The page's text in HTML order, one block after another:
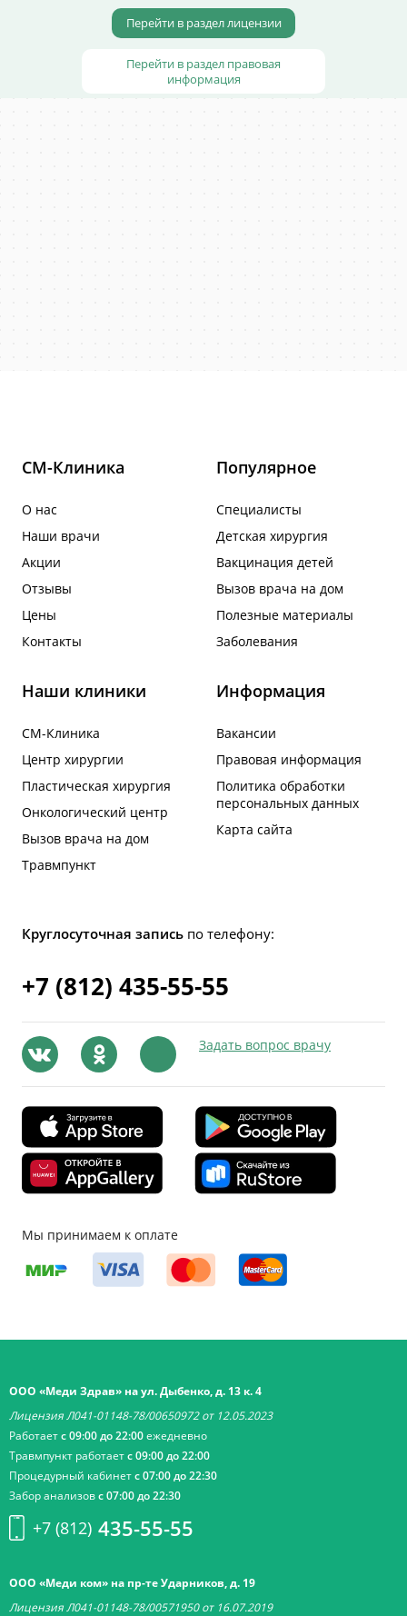
Перейти в раздел лицензии
Перейти в раздел правовая
информация
СМ-Клиника
О нас
Наши врачи
Акции
Отзывы
Цены
Контакты
Популярное
Специалисты
Детская хирургия
Вакцинация детей
Вызов врача на дом
Полезные материалы
Заболевания
Наши клиники
СМ-Клиника
Центр хирургии
Пластическая хирургия
Онкологический центр
Вызов врача на дом
Травмпункт
Информация
Вакансии
Правовая информация
Политика обработки
персональных данных
Карта сайта
Круглосуточная запись по телефону:
+7 (812) 435-55-55
Задать вопрос врачу
Мы принимаем к оплате
ООО «Меди Здрав» на ул. Дыбенко, д. 13 к. 4
Лицензия Л041-01148-78/00650972 от 12.05.2023
Работаетс 09:00 до 22:00ежедневно
Травмпункт работаетс 09:00 до 22:00
Процедурный кабинетс 07:00 до 22:30
Забор анализовс 07:00 до 22:30
+7 (812) 435-55-55
ООО «Меди ком» на пр-те Ударников, д. 19
Лицензия Л041-01148-78/00571950 от 16.07.2019